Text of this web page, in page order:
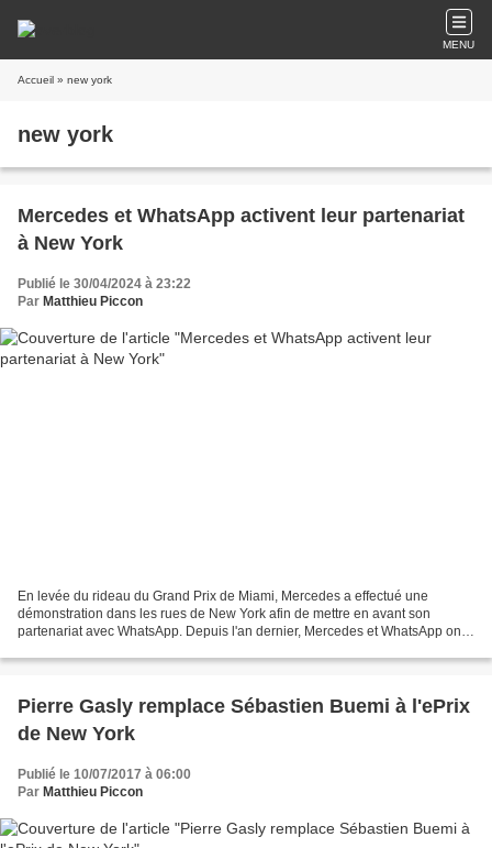
MENU
Accueil » new york
new york
Mercedes et WhatsApp activent leur partenariat
à New York
Publié le 30/04/2024 à 23:22
Par Matthieu Piccon
En levée du rideau du Grand Prix de Miami, Mercedes a effectué une
démonstration dans les rues de New York afin de mettre en avant son
partenariat avec WhatsApp. Depuis l'an dernier, Mercedes et WhatsApp ont
Pierre Gasly remplace Sébastien Buemi à l'ePrix
de New York
Publié le 10/07/2017 à 06:00
Par Matthieu Piccon